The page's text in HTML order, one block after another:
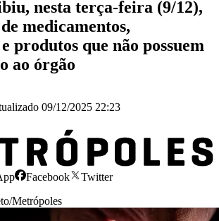
nesta terça-feira (9/12),
medicamentos,
produtos que não possuem
ao órgão
09/12/2025 22:23
Facebook
Twitter
Metrópoles